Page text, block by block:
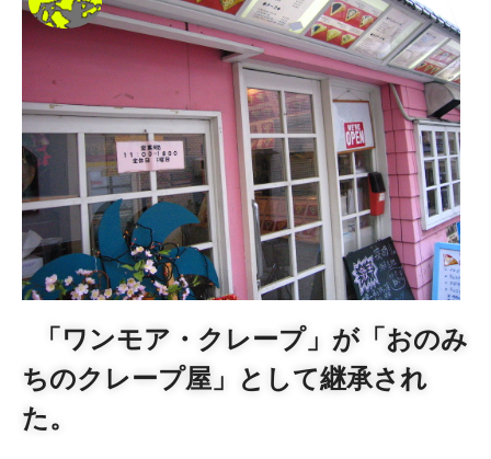
「ワンモア・クレープ」が「おのみ
ちのクレープ屋」として継承され
た。